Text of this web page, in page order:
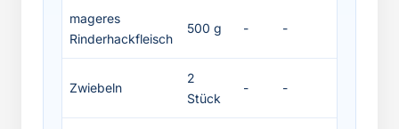
mageres
Rinderhackfleisch
500 g - -
Zwiebeln
2
Stück
- -